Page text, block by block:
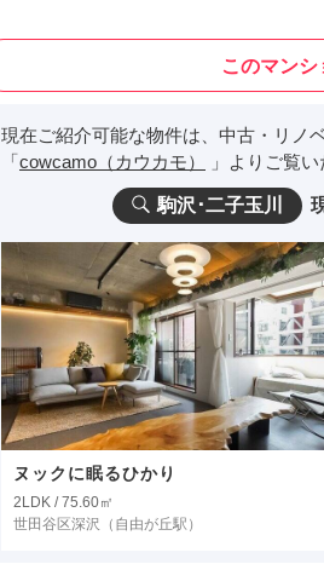
このマン
現在ご紹介可能な物件は、中古・リノ
「cowcamo（カウカモ） 」よりご覧い
駒沢･二子玉川
ヌックに眠るひかり
2LDK / 75.60㎡
世田谷区深沢 （自由が丘駅）